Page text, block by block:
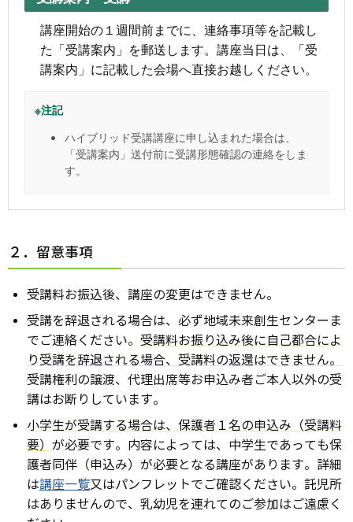
講座開始の１週間前までに、連絡事項等を記載し
た「受講案内」を郵送します。講座当日は、「受
講案内」に記載した会場へ直接お越しください。
※注記
ハイブリッド受講講座に申し込まれた場合は、
「受講案内」送付前に受講形態確認の連絡をしま
す。
２．留意事項
受講料お振込後、講座の変更はできません。
受講を辞退される場合は、必ず地域未来創生センターま
でご連絡ください。 受講料お振り込み後に自己都合によ
り受講を辞退される場合、受講料の返還はできません。
受講権利の譲渡、代理出席等お申込み者ご本人以外の受
講はお断りしています。
小学生が受講する場合は、保護者１名の申込み（受講料
要） が必要です。内容によっては、中学生であっても保
護者同伴（申込み）が必要となる講座があります。詳細
は講座一覧又はパンフレットでご確認ください。託児所
はありませんので、乳幼児を連れてのご参加はご遠慮く